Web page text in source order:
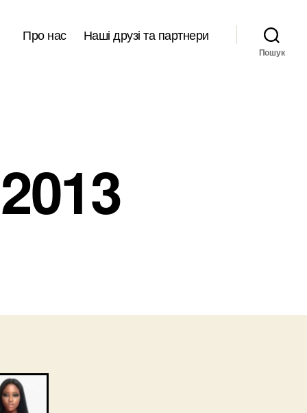
Про нас Наші друзі та партнери
Пошук